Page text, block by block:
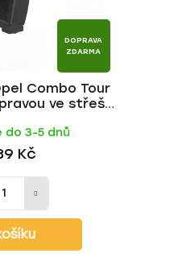
DOPRAVA
ZDARMA
Combo Tour
ve střeše
do 3-5 dnů
Kč